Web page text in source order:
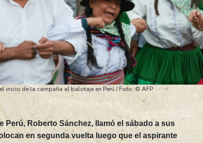
inicio de la campaña al balotaje en Perú / Foto: © AFP
Perú, Roberto Sánchez, llamó el sábado a sus
en segunda vuelta luego que el aspirante